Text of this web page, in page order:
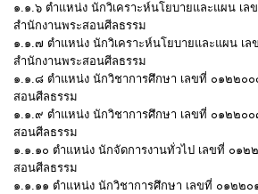
๑.๑.๖ ตำแหน่ง นักวิเคราะห์นโยบายและแผน เ
สำนักงานพระสอนศีลธรรม
๑.๑.๗ ตำแหน่ง นักวิเคราะห์นโยบายและแผน เ
สำนักงานพระสอนศีลธรรม
๑.๑.๘ ตำแหน่ง นักวิชาการศึกษา เลขที่ ๐๑๒๒๐
สอนศีลธรรม
๑.๑.๙ ตำแหน่ง นักวิชาการศึกษา เลขที่ ๐๑๒๒๐
สอนศีลธรรม
๑.๑.๑๐ ตำแหน่ง นักจัดการงานทั่วไป เลขที่ ๐๑๒
สอนศีลธรรม
๑.๑.๑๑ ตำแหน่ง นักวิชาการศึกษา เลขที่ ๐๑๒๒๐